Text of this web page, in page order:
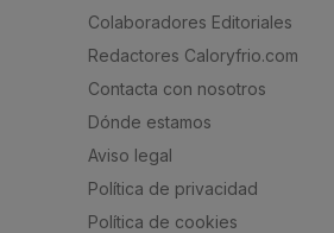
Colaboradores Editoriales
Redactores Caloryfrio.com
Contacta con nosotros
Dónde estamos
Aviso legal
Política de privacidad
Política de cookies